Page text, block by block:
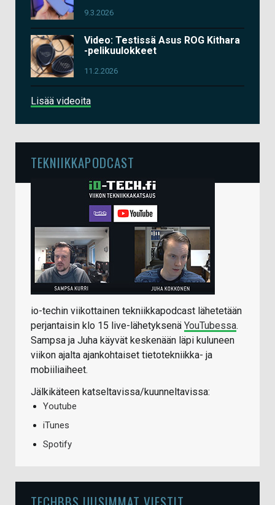
9.3.2026
Video: Testissä Asus ROG Kithara
-pelikuulokkeet
11.2.2026
Lisää videoita
TEKNIIKKAPODCAST
io-techin viikottainen tekniikkapodcast lähetetään
perjantaisin klo 15 live-lähetyksenä YouTubessa.
Sampsa ja Juha käyvät keskenään läpi kuluneen
viikon ajalta ajankohtaiset tietotekniikka- ja
mobiiliaiheet.
Jälkikäteen katseltavissa/kuunneltavissa:
Youtube
iTunes
Spotify